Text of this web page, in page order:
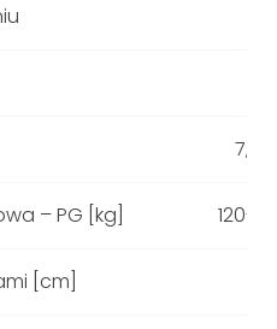
7,38
– PG [kg] 120-
[cm]